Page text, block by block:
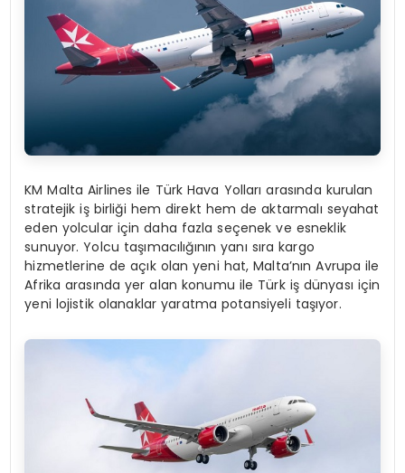
KM Malta Airlines ile Türk Hava Yolları arasında kurulan
stratejik iş birliği hem direkt hem de aktarmalı seyahat
eden yolcular için daha fazla seçenek ve esneklik
sunuyor. Yolcu taşımacılığının yanı sıra kargo
hizmetlerine de açık olan yeni hat, Malta’nın Avrupa ile
Afrika arasında yer alan konumu ile Türk iş dünyası için
yeni lojistik olanaklar yaratma potansiyeli taşıyor.